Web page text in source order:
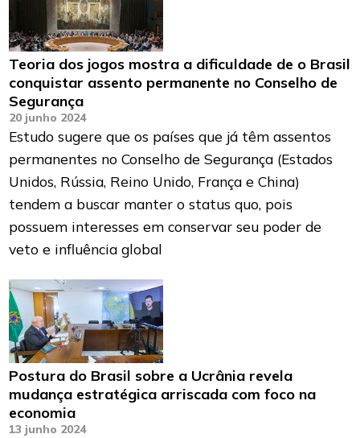
Teoria dos jogos mostra a dificuldade de o Brasil
conquistar assento permanente no Conselho de
Segurança
20 junho 2024
Estudo sugere que os países que já têm assentos
permanentes no Conselho de Segurança (Estados
Unidos, Rússia, Reino Unido, França e China)
tendem a buscar manter o status quo, pois
possuem interesses em conservar seu poder de
veto e influência global
Postura do Brasil sobre a Ucrânia revela
mudança estratégica arriscada com foco na
economia
13 junho 2024